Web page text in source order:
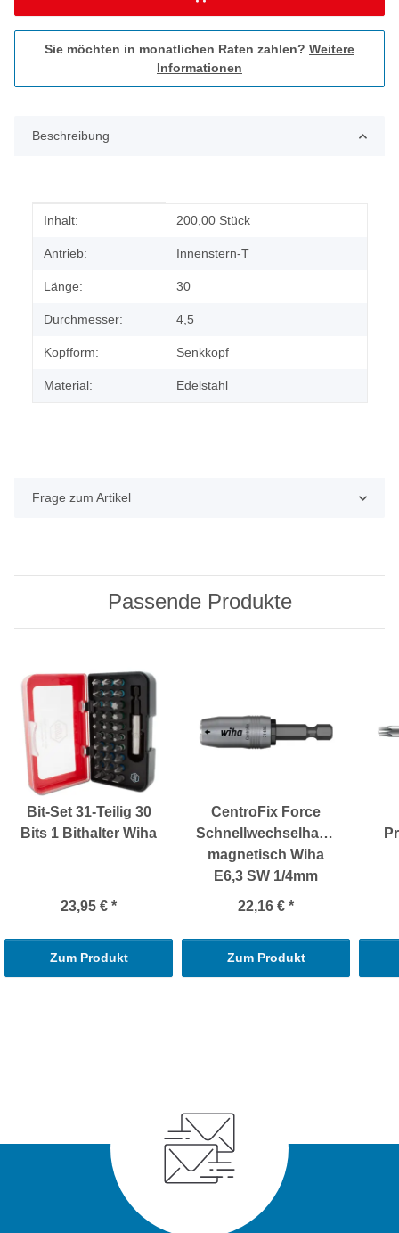
Sie möchten in monatlichen Raten zahlen? Weitere
Informationen
Beschreibung
Produkteigenschaft
Wert
Inhalt: 200,00 Stück
Antrieb: Innenstern-T
Länge: 30
Durchmesser: 4,5
Kopfform: Senkkopf
Material: Edelstahl
Frage zum Artikel
Passende Produkte
Bit-Set 31-Teilig 30
Bits 1 Bithalter Wiha
23,95 € *
Zum Produkt
CentroFix Force
Schnellwechselhalter
magnetisch Wiha
E6,3 SW 1/4mm
22,16 € *
Zum Produkt